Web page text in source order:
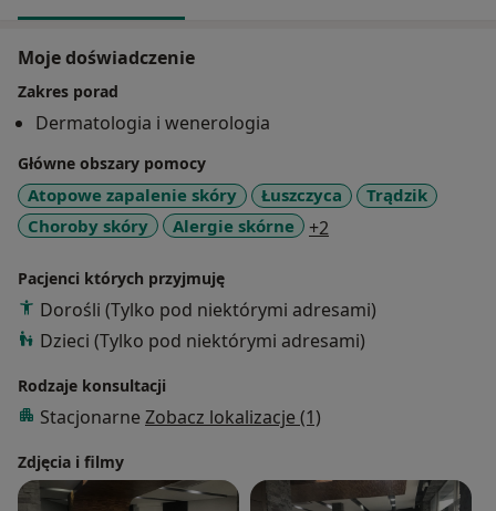
Moje doświadczenie
Zakres porad
Dermatologia i wenerologia
Główne obszary pomocy
Atopowe zapalenie skóry Łuszczyca
Trądzik
Choroby skóry
Alergie skórne +2
Pacjenci których przyjmuję
Dorośli (Tylko pod niektórymi adresami)
Dzieci (Tylko pod niektórymi adresami)
Rodzaje konsultacji
Stacjonarne Zobacz lokalizacje (1)
Zdjęcia i filmy